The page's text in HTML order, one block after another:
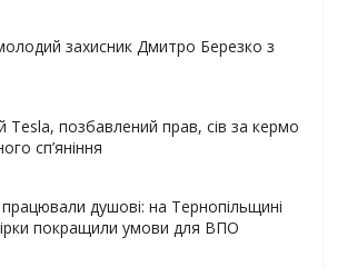
захисник Дмитро Березко з
Tesla, позбавлений прав, сів за кермо
сп’яніння
працювали душові: на Тернопільщині
покращили умови для ВПО